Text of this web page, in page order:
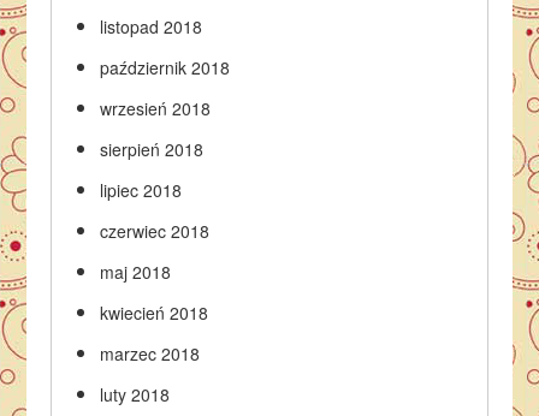
listopad 2018
październik 2018
wrzesień 2018
sierpień 2018
lipiec 2018
czerwiec 2018
maj 2018
kwiecień 2018
marzec 2018
luty 2018